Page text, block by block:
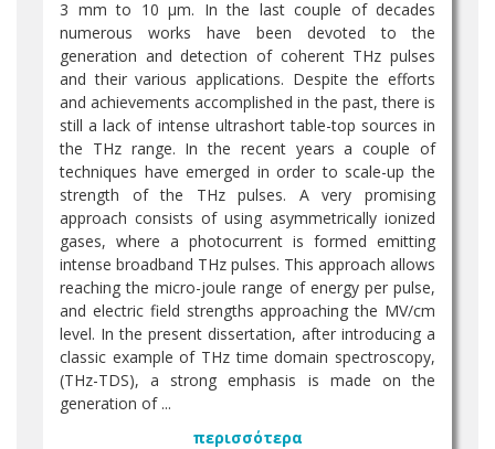
3 mm to 10 μm. In the last couple of decades
numerous works have been devoted to the
generation and detection of coherent THz pulses
and their various applications. Despite the efforts
and achievements accomplished in the past, there is
still a lack of intense ultrashort table-top sources in
the THz range. In the recent years a couple of
techniques have emerged in order to scale-up the
strength of the THz pulses. A very promising
approach consists of using asymmetrically ionized
gases, where a photocurrent is formed emitting
intense broadband THz pulses. This approach allows
reaching the micro-joule range of energy per pulse,
and electric field strengths approaching the MV/cm
level. In the present dissertation, after introducing a
classic example of THz time domain spectroscopy,
(THz-TDS), a strong emphasis is made on the
generation of ...
περισσότερα